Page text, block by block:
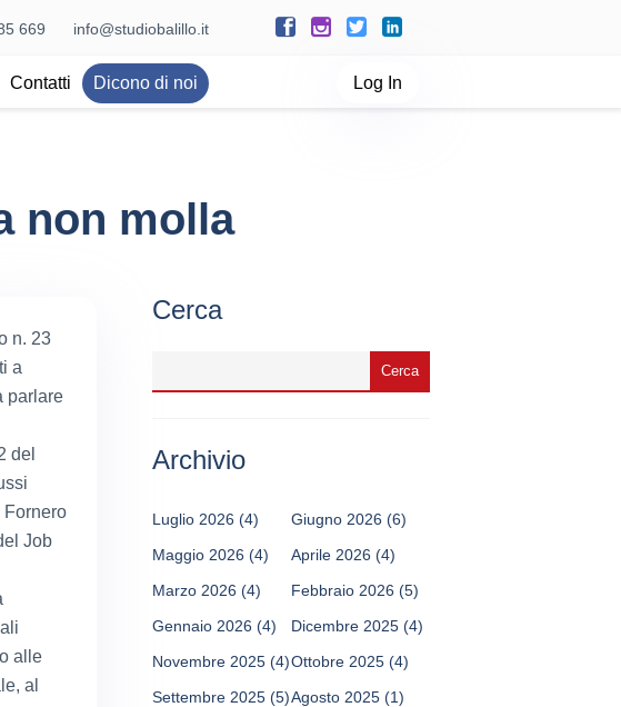
669 info@studiobalillo.it
Contatti Dicono di noi Log In
non molla
n. 23
a
parlare
del
Fornero
Job
alle
al
Cerca
Archivio
Luglio 2026 (4) Giugno 2026 (6)
Maggio 2026 (4) Aprile 2026 (4)
Marzo 2026 (4) Febbraio 2026 (5)
Gennaio 2026 (4) Dicembre 2025 (4)
Novembre 2025 (4)Ottobre 2025 (4)
Settembre 2025 (5)Agosto 2025 (1)